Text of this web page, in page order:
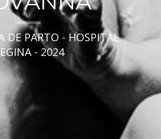
DE PARTO - HOSPITAL
- 2024